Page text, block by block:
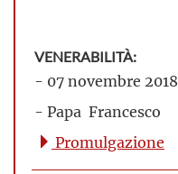
VENERABILITÀ:
- 07 novembre 2018
- Papa Francesco
Promulgazione